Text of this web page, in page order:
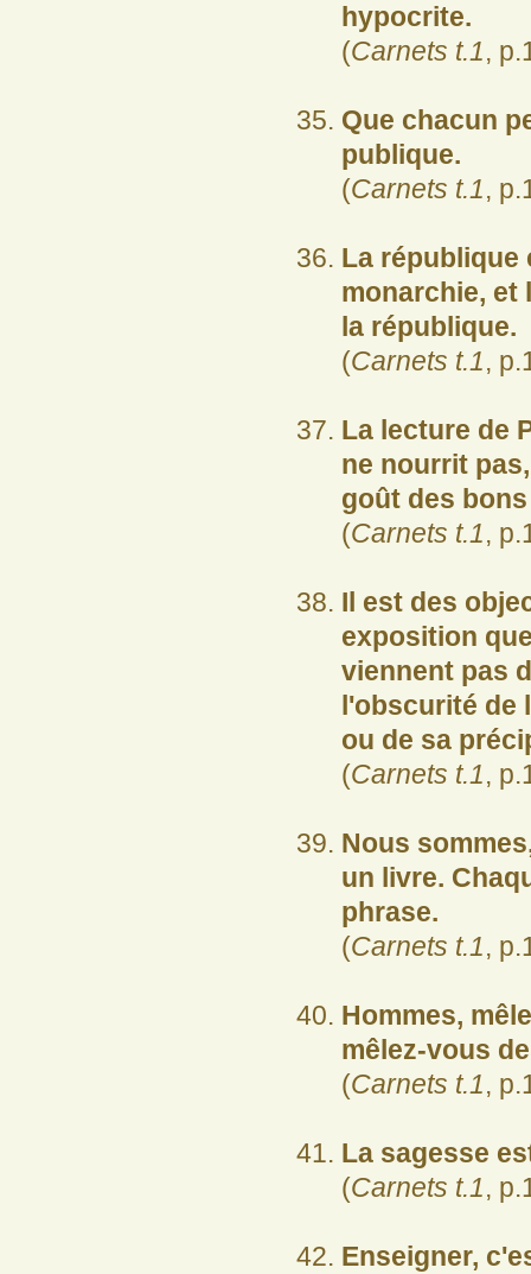
hypocrite.
(Carnets t.1,
Que chacun
publique.
(Carnets t.1,
La république
monarchie, et
la république.
(Carnets t.1,
La lecture de
ne nourrit
goût des
(Carnets t.1,
Il est des
exposition
viennent pas
l'obscurité de
ou de sa
(Carnets t.1,
Nous
un livre.
phrase.
(Carnets t.1,
Hommes,
mêlez-vous
(Carnets t.1,
La sagesse
(Carnets t.1,
Enseigner,